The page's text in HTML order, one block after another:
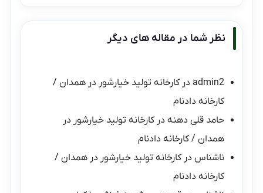
نظر شما در مقاله های دیگر
admin2 درکارخانه تولید خیارشور در همدان /
کارخانه دادنام
حامد قلی دهنه درکارخانه تولید خیارشور در
همدان / کارخانه دادنام
ناشناس درکارخانه تولید خیارشور در همدان /
کارخانه دادنام